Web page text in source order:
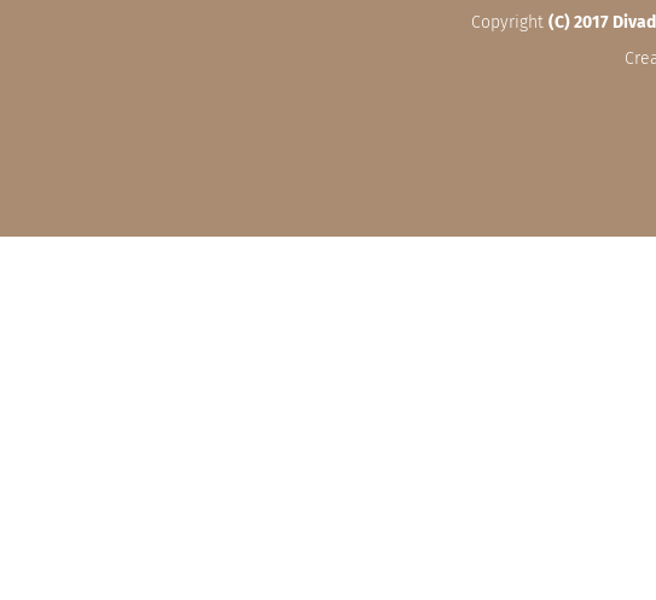
Copyright (C) 2017